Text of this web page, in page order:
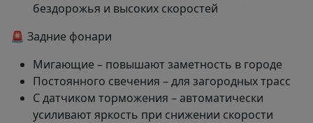
бездорожья и высоких скоростей
🚨 Задние фонари
Мигающие – повышают заметность в городе
Постоянного свечения – для загородных трасс
С датчиком торможения – автоматически
усиливают яркость при снижении скорости